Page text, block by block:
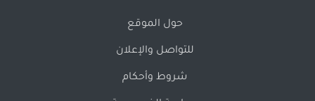
حول الموقع
للتواصل والإعلان
شروط وأحكام